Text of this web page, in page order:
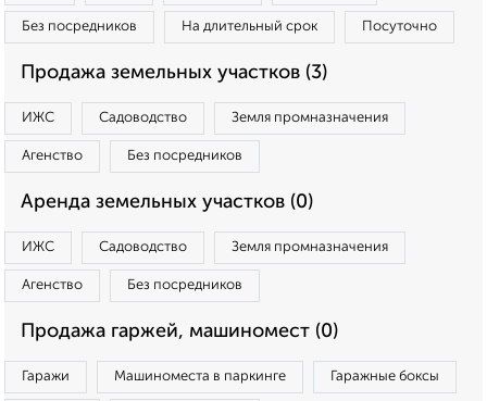
Без посредников На длительный срок Посуточно
Продажа земельных участков (3)
ИЖС Садоводство Земля промназначения
Агенство Без посредников
Аренда земельных участков (0)
ИЖС Садоводство Земля промназначения
Агенство Без посредников
Продажа гаржей, машиномест (0)
Гаражи Машиноместа в паркинге Гаражные боксы